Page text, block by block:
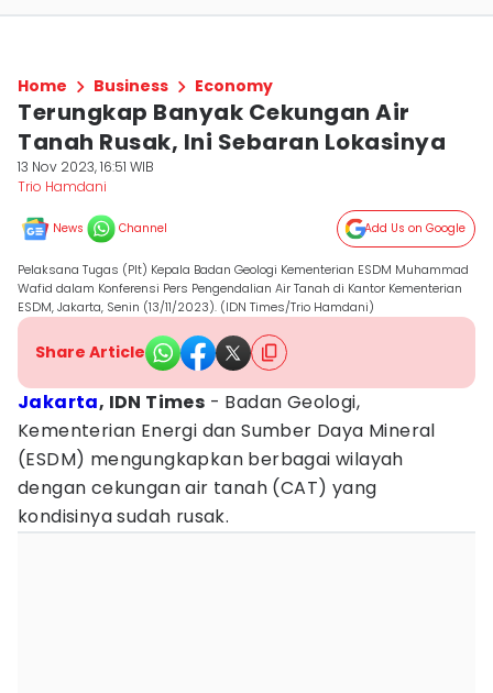
Home Business Economy
Terungkap Banyak Cekungan Air
Tanah Rusak, Ini Sebaran Lokasinya
13 Nov 2023, 16:51 WIB
Trio Hamdani
News Channel Add Us on Google
Pelaksana Tugas (Plt) Kepala Badan Geologi Kementerian ESDM Muhammad
Wafid dalam Konferensi Pers Pengendalian Air Tanah di Kantor Kementerian
ESDM, Jakarta, Senin (13/11/2023). (IDN Times/Trio Hamdani)
Share Article
Jakarta, IDN Times - Badan Geologi,
Kementerian Energi dan Sumber Daya Mineral
(ESDM) mengungkapkan berbagai wilayah
dengan cekungan air tanah (CAT) yang
kondisinya sudah rusak.